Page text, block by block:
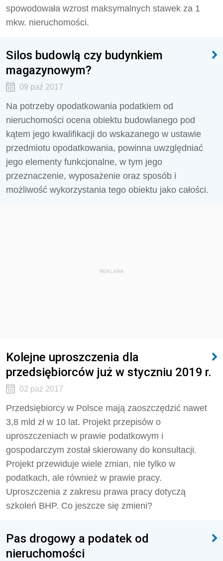
spowodowała wzrost maksymalnych stawek za 1
mkw. nieruchomości.
Silos budowlą czy budynkiem
magazynowym?
09 paź 2017
Na potrzeby opodatkowania podatkiem od
nieruchomości ocena obiektu budowlanego pod
kątem jego kwalifikacji do wskazanego w ustawie
przedmiotu opodatkowania, powinna uwzględniać
jego elementy funkcjonalne, w tym jego
przeznaczenie, wyposażenie oraz sposób i
możliwość wykorzystania tego obiektu jako całości.
REKLAMA
Kolejne uproszczenia dla
przedsiębiorców już w styczniu 2019 r.
02 paź 2017
Przedsiębiorcy w Polsce mają zaoszczędzić nawet
3,8 mld zł w 10 lat. Projekt przepisów o
uproszczeniach w prawie podatkowym i
gospodarczym został skierowany do konsultacji.
Projekt przewiduje wiele zmian, nie tylko w
podatkach, ale również w prawie pracy.
Uproszczenia z zakresu prawa pracy dotyczą
szkoleń BHP. Co jeszcze się zmieni?
Pas drogowy a podatek od
nieruchomości